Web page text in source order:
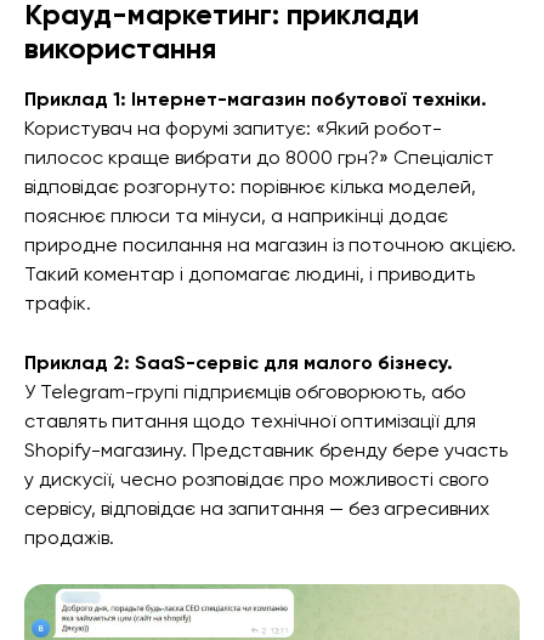
Крауд-маркетинг: приклади
використання
Приклад 1: Інтернет-магазин побутової техніки.
Користувач на форумі запитує: «Який робот-
пилосос краще вибрати до 8000 грн?» Спеціаліст
відповідає розгорнуто: порівнює кілька моделей,
пояснює плюси та мінуси, а наприкінці додає
природне посилання на магазин із поточною акцією.
Такий коментар і допомагає людині, і приводить
трафік.
Приклад 2: SaaS-сервіс для малого бізнесу.
У Telegram-групі підприємців обговорюють, або
ставлять питання щодо технічної оптимізації для
Shopify-магазину. Представник бренду бере участь
у дискусії, чесно розповідає про можливості свого
сервісу, відповідає на запитання — без агресивних
продажів.